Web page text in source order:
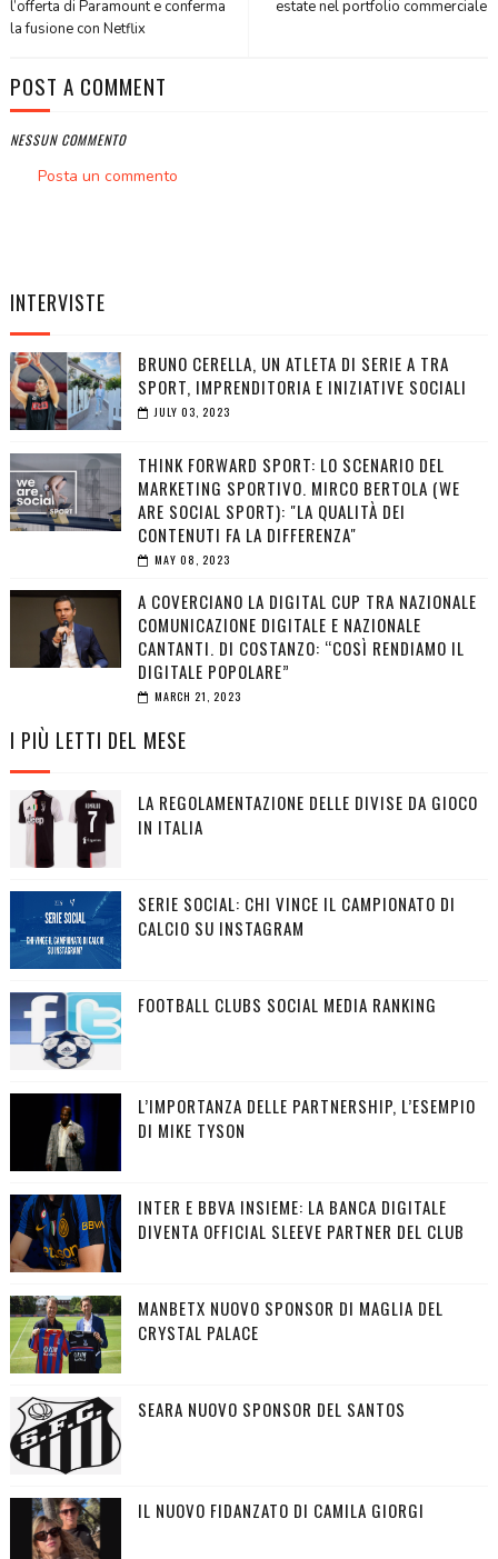
estate nel portfolio commerciale
l’offerta di Paramount e conferma
la fusione con Netflix
POST A COMMENT
NESSUN COMMENTO
Posta un commento
INTERVISTE
BRUNO CERELLA, UN ATLETA DI SERIE A TRA
SPORT, IMPRENDITORIA E INIZIATIVE SOCIALI
JULY 03, 2023
THINK FORWARD SPORT: LO SCENARIO DEL
MARKETING SPORTIVO. MIRCO BERTOLA (WE
ARE SOCIAL SPORT): "LA QUALITÀ DEI
CONTENUTI FA LA DIFFERENZA"
MAY 08, 2023
A COVERCIANO LA DIGITAL CUP TRA NAZIONALE
COMUNICAZIONE DIGITALE E NAZIONALE
CANTANTI. DI COSTANZO: “COSÌ RENDIAMO IL
DIGITALE POPOLARE”
MARCH 21, 2023
I PIÙ LETTI DEL MESE
LA REGOLAMENTAZIONE DELLE DIVISE DA GIOCO
IN ITALIA
SERIE SOCIAL: CHI VINCE IL CAMPIONATO DI
CALCIO SU INSTAGRAM
FOOTBALL CLUBS SOCIAL MEDIA RANKING
L’IMPORTANZA DELLE PARTNERSHIP, L’ESEMPIO
DI MIKE TYSON
INTER E BBVA INSIEME: LA BANCA DIGITALE
DIVENTA OFFICIAL SLEEVE PARTNER DEL CLUB
MANBETX NUOVO SPONSOR DI MAGLIA DEL
CRYSTAL PALACE
SEARA NUOVO SPONSOR DEL SANTOS
IL NUOVO FIDANZATO DI CAMILA GIORGI